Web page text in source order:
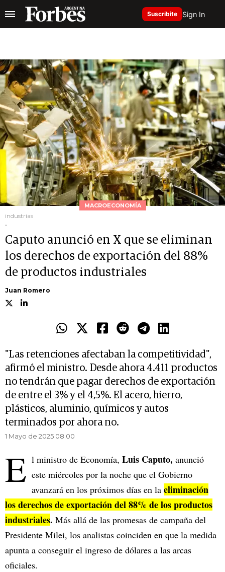
Suscribite Sign In
MACROECONOMÍA
industrias
.
Caputo anunció en X que se eliminan
los derechos de exportación del 88%
de productos industriales
Juan Romero
"Las retenciones afectaban la competitividad",
afirmó el ministro. Desde ahora 4.411 productos
no tendrán que pagar derechos de exportación
de entre el 3% y el 4,5%. El acero, hierro,
plásticos, aluminio, químicos y autos
terminados por ahora no.
1 Mayo de 2025 08.00
E l ministro de Economía, Luis Caputo, anunció
este miércoles por la noche que el Gobierno
avanzará en los próximos días en la eliminación
los derechos de exportación del 88% de los productos
industriales. Más allá de las promesas de campaña del
Presidente Milei, los analistas coinciden en que la medida
apunta a conseguir el ingreso de dólares a las arcas
oficiales.